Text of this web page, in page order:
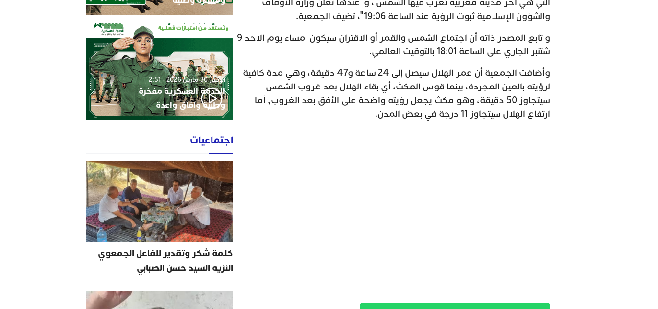
التي هي أخر مدينة مغربية تغرب فيها الشمس ، و"عندها تعلن وزارة الأوقاف
والشؤون الإسلامية ثبوت الرؤية عند الساعة 19:06"، تضيف الجمعية.
و تابع المصدر ذاته أن اجتماع الشمس والقمر أو الاقتران سيكون مساء يوم الأحد 9
شتنبر الجاري على الساعة 18:01 بالتوقيت العالمي.
وأضافت الجمعية أن عمر الهلال سيصل إلى 24 ساعة و47 دقيقة، وهي مدة كافية
لرؤيته بالعين المجردة، بينما قوس المكث، أي بقاء الهلال بعد غروب الشمس
سيتجاوز 50 دقيقة، وهو مكث يجعل رؤيته واضحة على الأفق بعد الغروب, أما
ارتفاع الهلال سيتجاوز 11 درجة في بعض المدن.
الإثنين 30 مارس 2026 - 2:51
الخدمة العسكرية مفخرة
وطنية وافاق واعدة
اجتماعيات
كلمة شكر وتقدير للفاعل الجمعوي
النزيه السيد حسن الصبابي